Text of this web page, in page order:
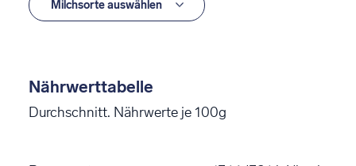
Nährwerttabelle
Durchschnitt. Nährwerte je 100g